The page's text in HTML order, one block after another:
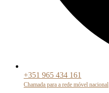
+351 ‭‭965 434 161‬
Chamada para a rede móvel nacional